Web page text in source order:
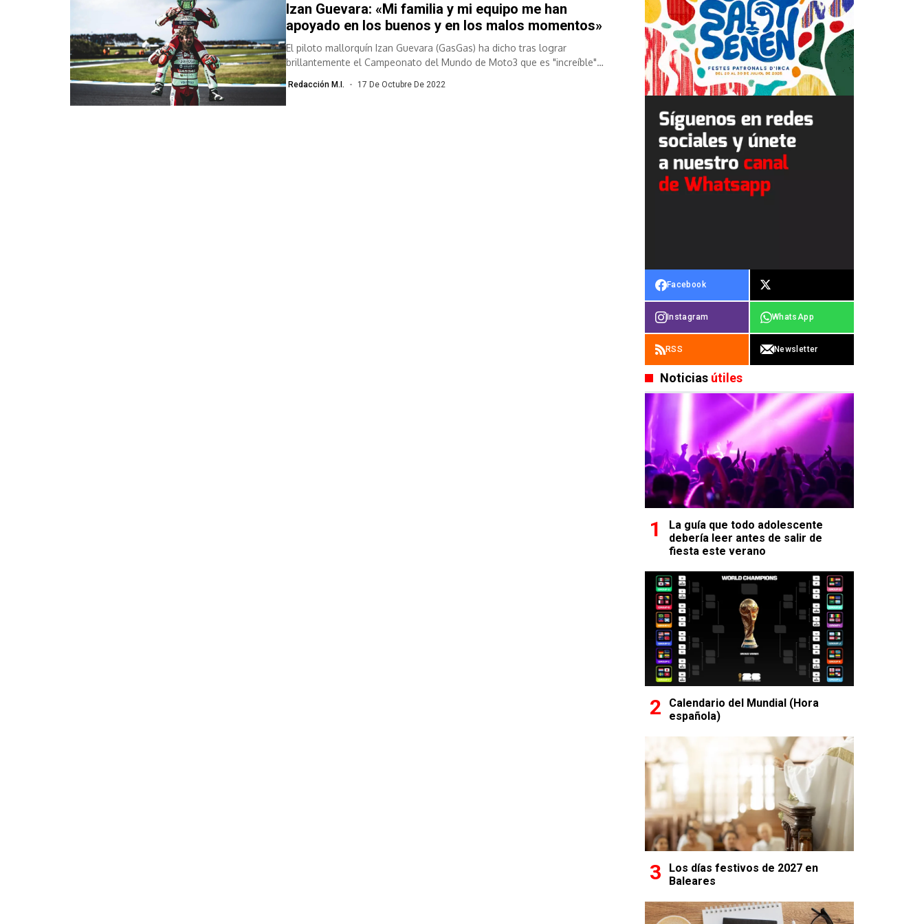
Izan Guevara: «Mi familia y mi equipo me han
apoyado en los buenos y en los malos momentos»
El piloto mallorquín Izan Guevara (GasGas) ha dicho tras lograr
brillantemente el Campeonato del Mundo de Moto3 que es "increíble"
Redacción M.I. 17 De Octubre De 2022
Facebook
Instagram WhatsApp
RSS Newsletter
Noticias útiles
La guía que todo adolescente
debería leer antes de salir de
fiesta este verano
Calendario del Mundial (Hora
española)
Los días festivos de 2027 en
Baleares